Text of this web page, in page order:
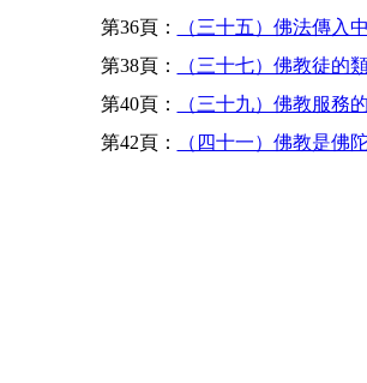
第36頁：
（三十五）佛法傳入
第38頁：
（三十七）佛教徒的
第40頁：
（三十九）佛教服務
第42頁：
（四十一）佛教是佛